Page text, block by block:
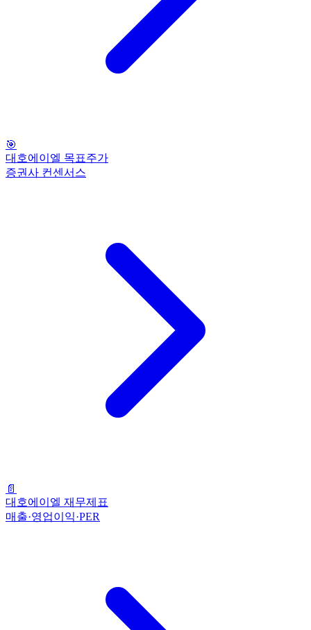
🎯
대호에이엘 목표주가
증권사 컨센서스
📄
대호에이엘 재무제표
매출·영업이익·PER